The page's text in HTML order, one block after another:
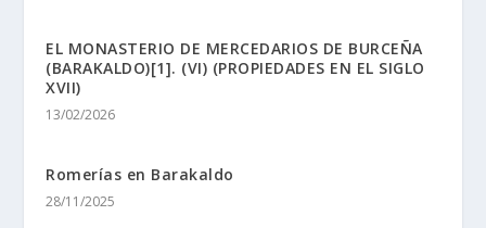
EL MONASTERIO DE MERCEDARIOS DE BURCEÑA
(BARAKALDO)[1]. (VI) (PROPIEDADES EN EL SIGLO
XVII)
13/02/2026
Romerí­as en Barakaldo
28/11/2025